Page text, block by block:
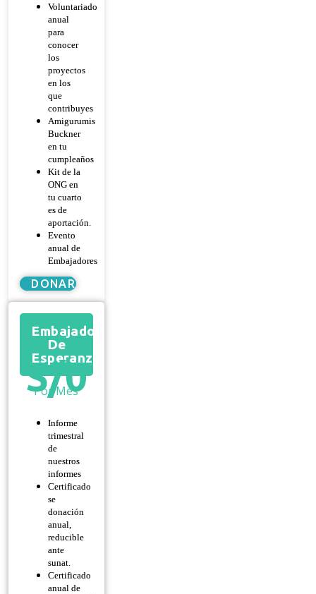
Voluntariado
anual
para
conocer
los
proyectos
en los
que
contribuyes
Amigurumis
Buckner
en tu
cumpleaños
Kit de la
ONG en
tu cuarto
es de
aportación.
Evento
anual de
Embajadores
DONAR
Embajador
De
Esperanza
S/0
Por Mes
Informe
trimestral
de
nuestros
informes
Certificado
se
donación
anual,
reducible
ante
sunat.
Certificado
anual de